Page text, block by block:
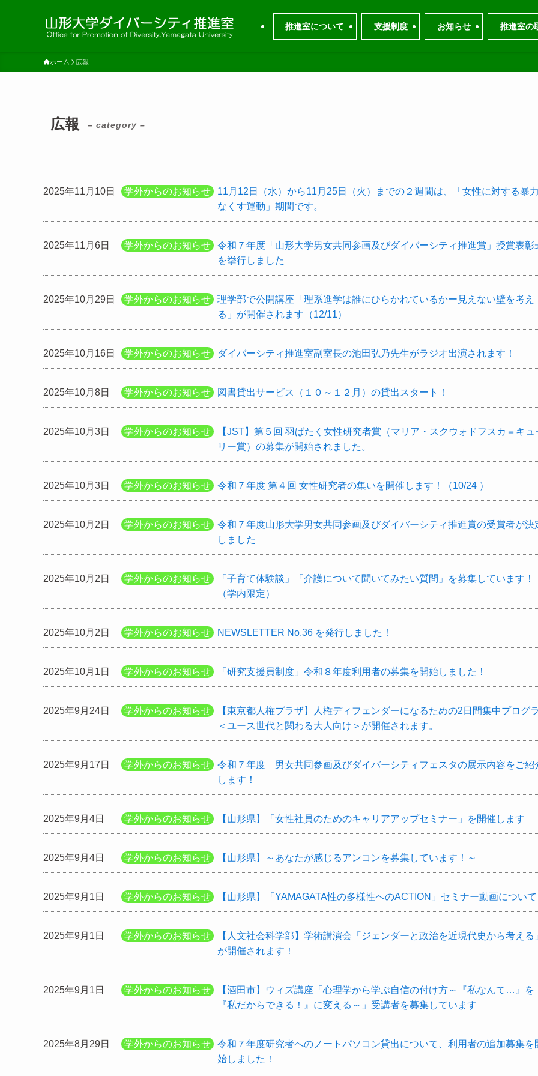
推進室について 支援制度 お知らせ 推進室の
ホーム 広報
広報 – category –
2025年11月10日 学外からのお知らせ
11月12日（水）から11月25日（火）までの２週間は、「女性に対する暴
なくす運動」期間です。
2025年11月6日 学外からのお知らせ
令和７年度「山形大学男女共同参画及びダイバーシティ推進賞」授賞表彰
を挙行しました
2025年10月29日 学外からのお知らせ
理学部で公開講座「理系進学は誰にひらかれているかー見えない壁を考え
る」が開催されます（12/11）
2025年10月16日 学外からのお知らせ ダイバーシティ推進室副室長の池田弘乃先生がラジオ出演されます！
2025年10月8日 学外からのお知らせ 図書貸出サービス（１０～１２月）の貸出スタート！
2025年10月3日 学外からのお知らせ
【JST】第５回 羽ばたく女性研究者賞（マリア・スクウォドフスカ＝キュ
リー賞）の募集が開始されました。
2025年10月3日 学外からのお知らせ 令和７年度 第４回 女性研究者の集いを開催します！（10/24 ）
2025年10月2日 学外からのお知らせ
令和７年度山形大学男女共同参画及びダイバーシティ推進賞の受賞者が決
しました
2025年10月2日 学外からのお知らせ
「子育て体験談」「介護について聞いてみたい質問」を募集しています！
（学内限定）
2025年10月2日 学外からのお知らせ NEWSLETTER No.36 を発行しました！
2025年10月1日 学外からのお知らせ 「研究支援員制度」令和８年度利用者の募集を開始しました！
2025年9月24日 学外からのお知らせ
【東京都人権プラザ】人権ディフェンダーになるための2日間集中プログ
＜ユース世代と関わる大人向け＞が開催されます。
2025年9月17日 学外からのお知らせ
令和７年度 男女共同参画及びダイバーシティフェスタの展示内容をご紹
します！
2025年9月4日 学外からのお知らせ 【山形県】「女性社員のためのキャリアアップセミナー」を開催します
2025年9月4日 学外からのお知らせ 【山形県】～あなたが感じるアンコンを募集しています！～
2025年9月1日 学外からのお知らせ 【山形県】「YAMAGATA性の多様性へのACTION」セミナー動画について
2025年9月1日 学外からのお知らせ
【人文社会科学部】学術講演会「ジェンダーと政治を近現代史から考える
が開催されます！
2025年9月1日 学外からのお知らせ
【酒田市】ウィズ講座「心理学から学ぶ自信の付け方～『私なんて…』を
『私だからできる！』に変える～」受講者を募集しています
2025年8月29日 学外からのお知らせ
令和７年度研究者へのノートパソコン貸出について、利用者の追加募集を
始しました！